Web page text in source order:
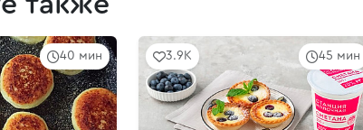
40 мин 45 мин
3.9K